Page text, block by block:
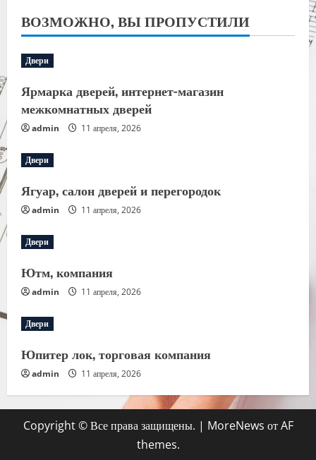
ВОЗМОЖНО, ВЫ ПРОПУСТИЛИ
Двери
Ярмарка дверей, интернет-магазин
межкомнатных дверей
admin 11 апреля, 2026
Двери
Ягуар, салон дверей и перегородок
admin 11 апреля, 2026
Двери
Ютм, компания
admin 11 апреля, 2026
Двери
Юпитер лок, торговая компания
admin 11 апреля, 2026
Copyright © Все права защищены. | MoreNews от AF
themes.